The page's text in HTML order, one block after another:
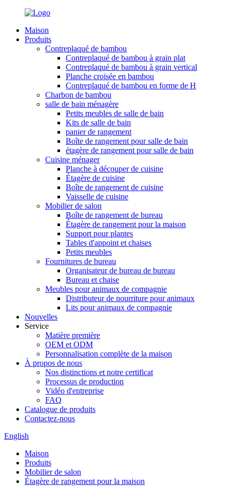
Maison
Produits
Contreplaqué de bambou
Contreplaqué de bambou à grain plat
Contreplaqué de bambou à grain vertical
Planche croisée en bambou
Contreplaqué de bambou en forme de H
Charbon de bambou
salle de bain ménagère
Petits meubles de salle de bain
Kits de salle de bain
panier de rangement
Boîte de rangement pour salle de bain
étagère de rangement pour salle de bain
Cuisine ménager
Planche à découper de cuisine
Étagère de cuisine
Boîte de rangement de cuisine
Vaisselle de cuisine
Mobilier de salon
Boîte de rangement de bureau
Étagère de rangement pour la maison
Support pour plantes
Tables d'appoint et chaises
Petits meubles
Fournitures de bureau
Organisateur de bureau de bureau
Bureau et chaise
Meubles pour animaux de compagnie
Distributeur de nourriture pour animaux
Lits pour animaux de compagnie
Nouvelles
Service
Matière première
OEM et ODM
Personnalisation complète de la maison
À propos de nous
Nos distinctions et notre certificat
Processus de production
Vidéo d'entreprise
FAQ
Catalogue de produits
Contactez-nous
English
Maison
Produits
Mobilier de salon
Étagère de rangement pour la maison